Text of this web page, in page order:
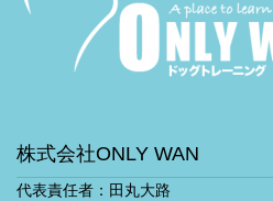
株式会社ONLY WAN
代表責任者：田丸大路